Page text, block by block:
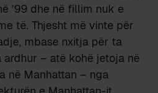
’99 dhe në fillim nuk e
të. Thjesht më vinte për
mbase nxitja për ta
– atë kohë jetoja në
në Manhattan – nga